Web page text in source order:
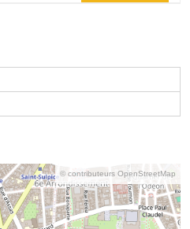
© contributeurs OpenStreetMap